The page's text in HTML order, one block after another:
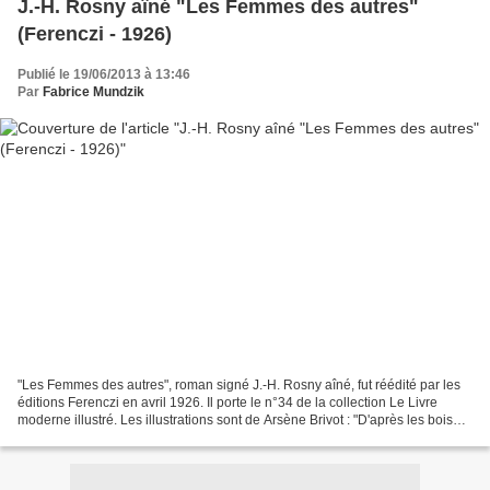
J.-H. Rosny aîné "Les Femmes des autres"
(Ferenczi - 1926)
Publié le 19/06/2013 à 13:46
Par Fabrice Mundzik
"Les Femmes des autres", roman signé J.-H. Rosny aîné, fut réédité par les
éditions Ferenczi en avril 1926. Il porte le n°34 de la collection Le Livre
moderne illustré. Les illustrations sont de Arsène Brivot : "D'après les bois